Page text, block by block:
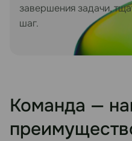
завершения задачи,
шаг.
Команда —